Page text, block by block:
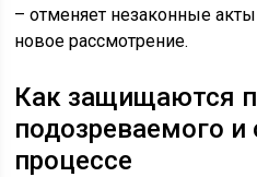
– отменяет незаконные
новое рассмотрение.
Как защищаются
подозреваемого
процессе